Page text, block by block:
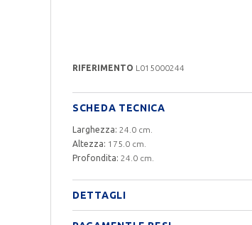
RIFERIMENTO L015000244
SCHEDA TECNICA
Larghezza: 24.0 cm.
Altezza: 175.0 cm.
Profondita: 24.0 cm.
DETTAGLI